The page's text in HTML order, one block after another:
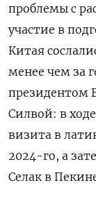
проблемы с
участие в
Китая
менее чем за
президентом
Силвой: в
визита в
2024-го, а
Селак в